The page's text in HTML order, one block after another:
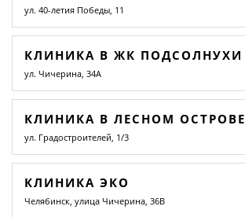
ул. 40-летия Победы, 11
КЛИНИКА В ЖК ПОДСОЛНУХИ
ул. Чичерина, 34А
КЛИНИКА В ЛЕСНОМ ОСТРОВЕ
ул. Градостроителей, 1/3
КЛИНИКА ЭКО
Челябинск, улица Чичерина, 36В